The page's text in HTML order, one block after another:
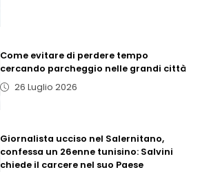
Come evitare di perdere tempo
cercando parcheggio nelle grandi città
26 Luglio 2026
Giornalista ucciso nel Salernitano,
confessa un 26enne tunisino: Salvini
chiede il carcere nel suo Paese